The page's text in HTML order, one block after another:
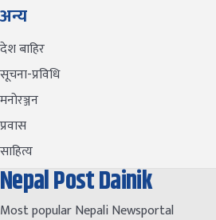
अन्य
देश बाहिर
सूचना-प्रविधि
मनोरञ्जन
प्रवास
साहित्य
Nepal Post Dainik
Most popular Nepali Newsportal